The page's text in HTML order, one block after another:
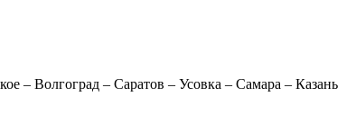
– Волгоград – Саратов – Усовка – Самара – Казань